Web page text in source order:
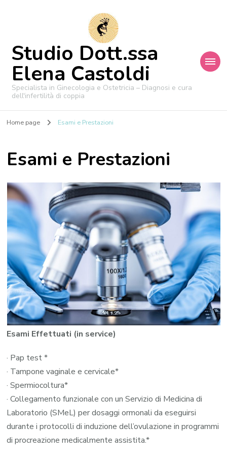
Studio Dott.ssa
Elena Castoldi
Specialista in Ginecologia e Ostetricia – Diagnosi e cura
dell'infertilità di coppia
Home page Esami e Prestazioni
Esami e Prestazioni
Esami Effettuati (in service)
· Pap test *
· Tampone vaginale e cervicale*
· Spermiocoltura*
· Collegamento funzionale con un Servizio di Medicina di
Laboratorio (SMeL) per dosaggi ormonali da eseguirsi
durante i protocolli di induzione dell’ovulazione in programmi
di procreazione medicalmente assistita.*